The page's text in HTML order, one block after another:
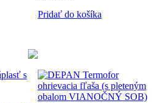
Pridať do košíka